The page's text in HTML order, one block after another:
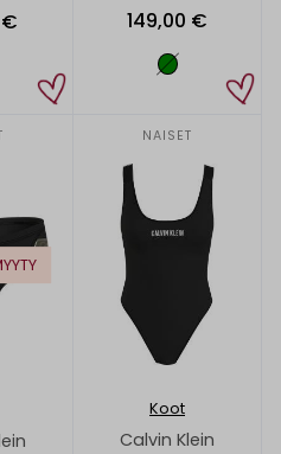
€
149,00 €
NAISET
Koot
Calvin Klein